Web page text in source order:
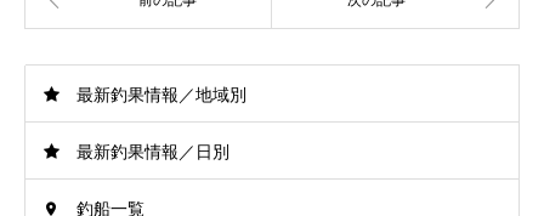
最新釣果情報／地域別
最新釣果情報／日別
釣船一覧